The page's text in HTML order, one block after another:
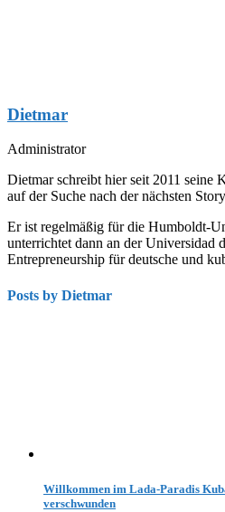
Dietmar
Administrator
Dietmar schreibt hier seit 2011 seine
auf der Suche nach der nächsten
Er ist regelmäßig für die Humboldt-
unterrichtet dann an der Universidad
Entrepreneurship für deutsche und
Posts by Dietmar
Willkommen im Lada-Paradis
verschwunden